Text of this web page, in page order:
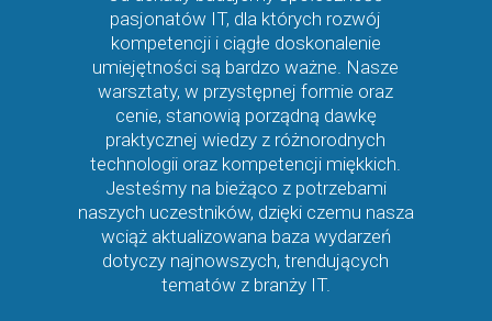
pasjonatów IT, dla których rozwój
kompetencji i ciągłe doskonalenie
umiejętności są bardzo ważne. Nasze
warsztaty, w przystępnej formie oraz
cenie, stanowią porządną dawkę
praktycznej wiedzy z różnorodnych
technologii oraz kompetencji miękkich.
Jesteśmy na bieżąco z potrzebami
naszych uczestników, dzięki czemu nasza
wciąż aktualizowana baza wydarzeń
dotyczy najnowszych, trendujących
tematów z branży IT.